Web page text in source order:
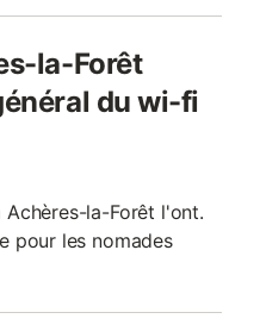
la-Forêt
du wi-fi
Achères-la-Forêt l'ont.
pour les nomades